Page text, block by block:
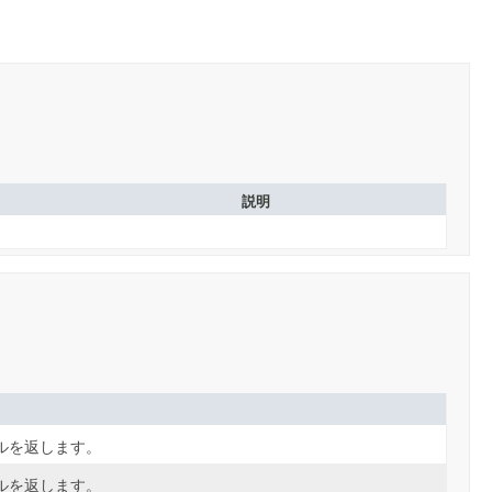
説明
を返します。
を返します。